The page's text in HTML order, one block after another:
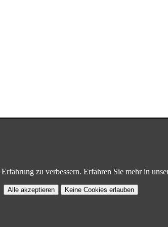
zu verbessern. Erfahren Sie mehr in
Alle akzeptieren Keine Cookies erlauben